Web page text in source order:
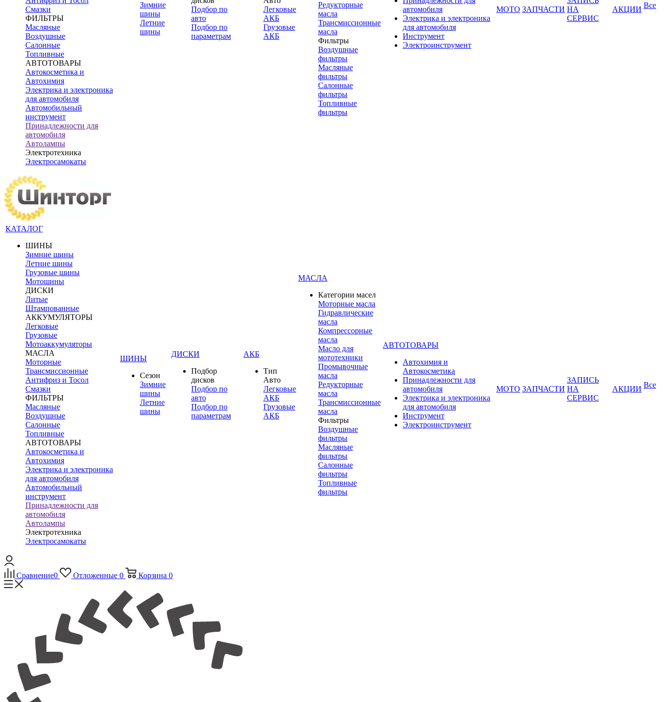
Смазки
ФИЛЬТРЫ
Масляные
Воздушные
Салонные
Топливные
АВТОТОВАРЫ
Автокосметика и
Автохимия
Электрика и электроника
для автомобиля
Автомобильный
инструмент
Принадлежности для
автомобиля
Автолампы
Электротехника
Электросамокаты
Зимние
шины
Летние
шины
Подбор по
авто
Подбор по
параметрам
Легковые
АКБ
Грузовые
АКБ
Редукторные
масла
Трансмиссионные
масла
Фильтры
Воздушные
фильтры
Масляные
фильтры
Салонные
фильтры
Топливные
фильтры
автомобиля
Электрика и электроника
для автомобиля
Инструмент
Электроинструмент
МОТО ЗАПЧАСТИ НА
СЕРВИС
АКЦИИ Все
КАТАЛОГ
ШИНЫ
Зимние шины
Летние шины
Грузовые шины
Мотошины
ДИСКИ
Литые
Штампованные
АККУМУЛЯТОРЫ
Легковые
Грузовые
Мотоаккумуляторы
МАСЛА
Моторные
Трансмиссионные
Антифриз и Тосол
Смазки
ФИЛЬТРЫ
Масляные
Воздушные
Салонные
Топливные
АВТОТОВАРЫ
Автокосметика и
Автохимия
Электрика и электроника
для автомобиля
Автомобильный
инструмент
Принадлежности для
автомобиля
Автолампы
Электротехника
Электросамокаты
ШИНЫ
Сезон
Зимние
шины
Летние
шины
ДИСКИ
Подбор
дисков
Подбор по
авто
Подбор по
параметрам
АКБ
Тип
Авто
Легковые
АКБ
Грузовые
АКБ
МАСЛА
Категории масел
Моторные масла
Гидравлические
масла
Компрессорные
масла
Масло для
мототехники
Промывочные
масла
Редукторные
масла
Трансмиссионные
масла
Фильтры
Воздушные
фильтры
Масляные
фильтры
Салонные
фильтры
Топливные
фильтры
АВТОТОВАРЫ
Автохимия и
Автокосметика
Принадлежности для
автомобиля
Электрика и электроника
для автомобиля
Инструмент
Электроинструмент
МОТО ЗАПЧАСТИ
ЗАПИСЬ
НА
СЕРВИС
АКЦИИ Все
Сравнение0 Отложенные 0 Корзина 0